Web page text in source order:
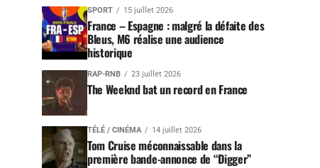
SPORT 15 juillet 2026
France – Espagne : malgré la défaite des
Bleus, M6 réalise une audience
historique
RAP-RNB 23 juillet 2026
The Weeknd bat un record en France
TÉLÉ / CINÉMA 14 juillet 2026
Tom Cruise méconnaissable dans la
première bande-annonce de “Digger”